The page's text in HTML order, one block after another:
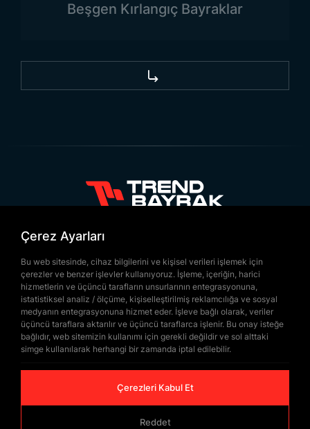
Trend Bayrak
külah makam bayrağı üretiminde
özellikle kurumsal firmalar ve devlet daireleri için
oldukça uygun fiyatlarla yapılabilir.
logolar veya diğer detaylar bayrağa yansıtılabilir.
üretip teslim edebilir. Zamanında teslimat özellikle
Her ürün özenle üretilir ve yüksek kalite
standartlarına uygun olarak teslim edilir.Toptan
külah makam bayrağı modelleridayanıklı ve uzun
ömürlü olacak şekilde tasarlanır.
Külah Makam Bayrağı
Fiyatları, Toptan Satış
Beşgen Kırlangıç Bayraklar
(212) 475 28 00
+90 532 577 60 57
bilgi@trendbayrak.com
Uğur Mumcu Mah. Eski Edirne Asfaltı
Cad. No : 554-556 İç Kapı NO: 1
SULTANGAZİ /İSTANBUL
Çerez Ayarları
Bu web sitesinde, cihaz bilgilerini ve kişisel verileri işlemek için
çerezler ve benzer işlevler kullanıyoruz. İşleme, içeriğin, harici
hizmetlerin ve üçüncü tarafların unsurlarının entegrasyonuna,
istatistiksel analiz / ölçüme, kişiselleştirilmiş reklamcılığa ve sosyal
medyanın entegrasyonuna hizmet eder. İşleve bağlı olarak, veriler
üçüncü taraflara aktarılır ve üçüncü taraflarca işlenir. Bu onay isteğe
bağlıdır, web sitemizin kullanımı için gerekli değildir ve sol alttaki
simge kullanılarak herhangi bir zamanda iptal edilebilir.
Çerezleri Kabul Et
Reddet